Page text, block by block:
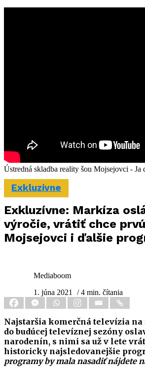
Ústredná skladba reality šou Mojsejovci - Ja
Exkluzívne
Exkluzívne: Markíza
výročie, vrátiť chce
Mojsejovci i ďalšie
Mediaboom
1. júna 2021
/ 4 min. čítania
Najstaršia komerčná televízia
do budúcej televíznej sezóny
narodenín, s nimi sa už v lete
historicky najsledovanejšie
programy by mala nasadiť nájdete